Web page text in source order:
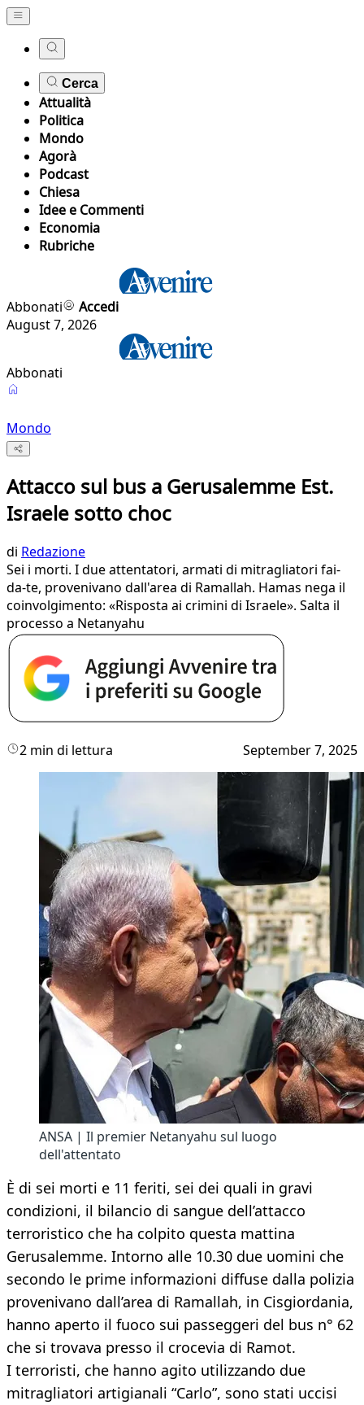
Cerca
Attualità
Politica
Mondo
Agorà
Podcast
Chiesa
Idee e Commenti
Economia
Rubriche
Abbonati
Accedi
August 7, 2026
Abbonati
Mondo
Attacco sul bus a Gerusalemme Est.
Israele sotto choc
di Redazione
Sei i morti. I due attentatori, armati di mitragliatori fai-
da-te, provenivano dall'area di Ramallah. Hamas nega il
coinvolgimento: «Risposta ai crimini di Israele». Salta il
processo a Netanyahu
2 min di lettura September 7, 2025
ANSA | Il premier Netanyahu sul luogo
dell'attentato
È di sei morti e 11 feriti, sei dei quali in gravi
condizioni, il bilancio di sangue dell’attacco
terroristico che ha colpito questa mattina
Gerusalemme. Intorno alle 10.30 due uomini che
secondo le prime informazioni diffuse dalla polizia
provenivano dall’area di Ramallah, in Cisgiordania,
hanno aperto il fuoco sui passeggeri del bus n° 62
che si trovava presso il crocevia di Ramot.
I terroristi, che hanno agito utilizzando due
mitragliatori artigianali “Carlo”, sono stati uccisi